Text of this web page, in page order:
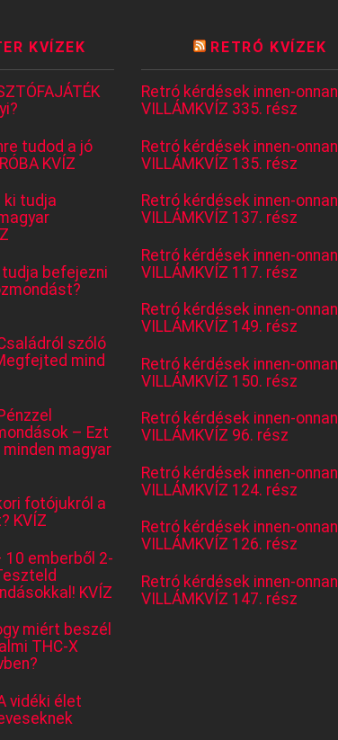
KVÍZEK
tudod a jó
KVÍZ
ki tudja
befejezni
szóló
mind
– Ezt
magyar
fotójukról a
KVÍZ
emberből 2-
KVÍZ
miért beszél
THC-X
vidéki élet
RETRÓ KVÍZEK
Retró kérdések innen-onnan
VILLÁMKVÍZ 335. rész
Retró kérdések innen-onnan
VILLÁMKVÍZ 135. rész
Retró kérdések innen-onnan
VILLÁMKVÍZ 137. rész
Retró kérdések innen-onnan
VILLÁMKVÍZ 117. rész
Retró kérdések innen-onnan
VILLÁMKVÍZ 149. rész
Retró kérdések innen-onnan
VILLÁMKVÍZ 150. rész
Retró kérdések innen-onnan
VILLÁMKVÍZ 96. rész
Retró kérdések innen-onnan
VILLÁMKVÍZ 124. rész
Retró kérdések innen-onnan
VILLÁMKVÍZ 126. rész
Retró kérdések innen-onnan
VILLÁMKVÍZ 147. rész